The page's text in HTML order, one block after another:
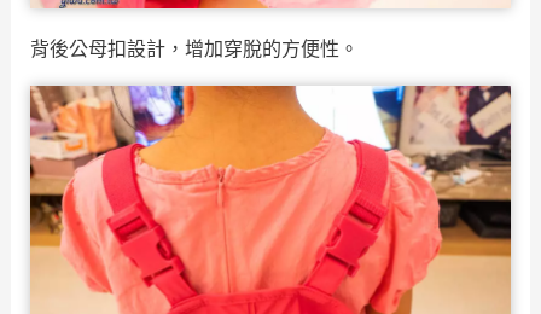
背後公母扣設計，增加穿脫的方便性。